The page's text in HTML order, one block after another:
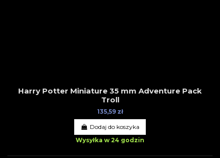
Harry Potter Miniature 35 mm Adventure Pack
Troll
135,59 zł
Dodaj do koszyka
Wysyłka w 24 godzin